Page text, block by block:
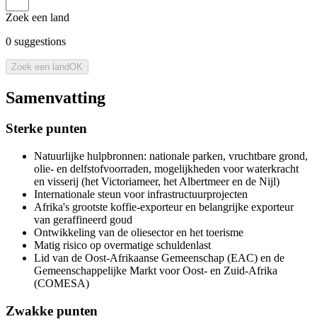
Zoek een land
0 suggestions
Zoek een landOK
Samenvatting
Sterke punten
Natuurlijke hulpbronnen: nationale parken, vruchtbare grond,
olie- en delfstofvoorraden, mogelijkheden voor waterkracht
en visserij (het Victoriameer, het Albertmeer en de Nijl)
Internationale steun voor infrastructuurprojecten
Afrika's grootste koffie-exporteur en belangrijke exporteur
van geraffineerd goud
Ontwikkeling van de oliesector en het toerisme
Matig risico op overmatige schuldenlast
Lid van de Oost-Afrikaanse Gemeenschap (EAC) en de
Gemeenschappelijke Markt voor Oost- en Zuid-Afrika
(COMESA)
Zwakke punten